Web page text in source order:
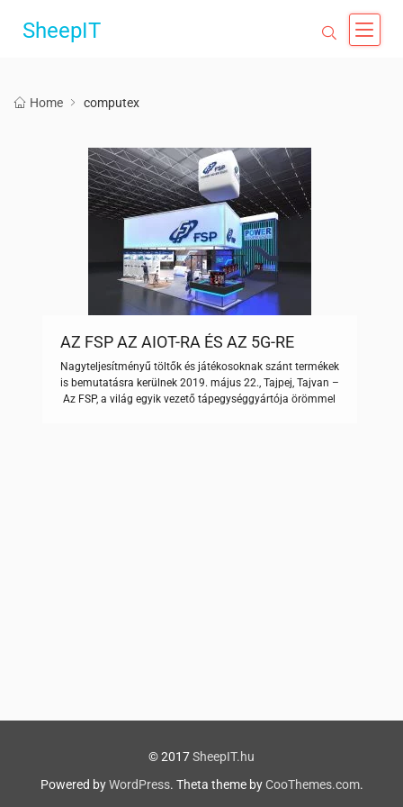
SheepIT
Home computex
AZ FSP AZ AIOT-RA ÉS AZ 5G-RE
FÓKUSZÁL A COMPUTEXEN
Nagyteljesítményű töltők és játékosoknak szánt termékek
is bemutatásra kerülnek 2019. május 22., Tajpej, Tajvan –
Az FSP, a világ egyik vezető tápegységgyártója örömmel
© 2017SheepIT.hu
Powered byWordPress. Theta theme by CooThemes.com.